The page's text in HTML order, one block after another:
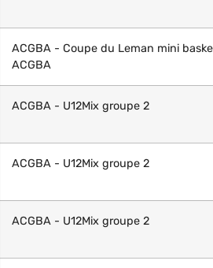
ACGBA - Coupe du Leman mini
ACGBA
ACGBA - U12Mix groupe 2
ACGBA - U12Mix groupe 2
ACGBA - U12Mix groupe 2